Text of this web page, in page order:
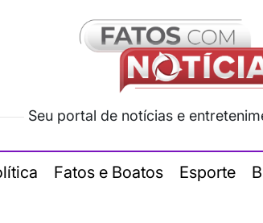
Seu portal de notícias e
Fatos e Boatos Esporte